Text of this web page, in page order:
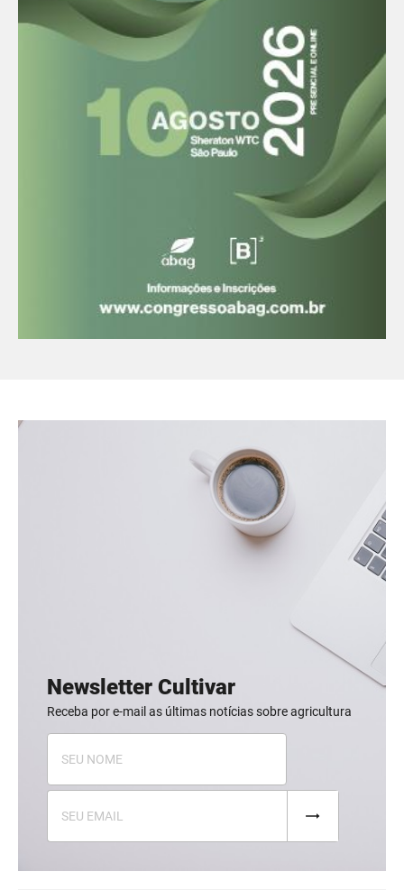
Newsletter Cultivar
Receba por e-mail as últimas notícias sobre agricultura